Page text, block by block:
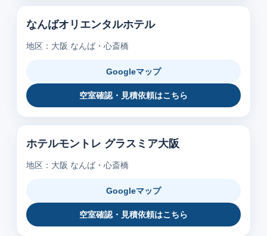
なんばオリエンタルホテル
地区：大阪 なんば・心斎橋
Googleマップ
空室確認・見積依頼はこちら
ホテルモントレ グラスミア大阪
地区：大阪 なんば・心斎橋
Googleマップ
空室確認・見積依頼はこちら